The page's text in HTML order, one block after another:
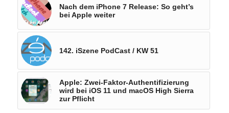
Nach dem iPhone 7 Release: So geht’s
bei Apple weiter
142. iSzene PodCast / KW 51
Apple: Zwei-Faktor-Authentifizierung
wird bei iOS 11 und macOS High Sierra
zur Pflicht